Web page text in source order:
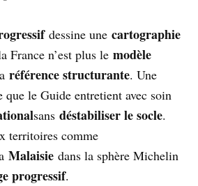
dessine une cartographie
France n’est plus le modèle
référence structurante. Une
le Guide entretient avec soin
sans déstabiliser le socle.
territoires comme
Malaisie dans la sphère Michelin
progressif.